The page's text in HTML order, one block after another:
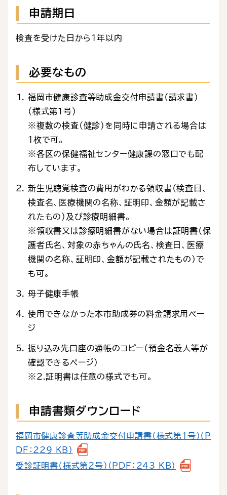
申請期日
検査を受けた日から１年以内
必要なもの
福岡市健康診査等助成金交付申請書（請求書）
（様式第1号）
※複数の検査（健診）を同時に申請される場合は
1枚で可。
※各区の保健福祉センター健康課の窓口でも配
布しています。
新生児聴覚検査の費用がわかる領収書（検査日、
検査名、医療機関の名称、証明印、金額が記載さ
れたもの）及び診療明細書。
※領収書又は診療明細書がない場合は証明書（保
護者氏名、対象の赤ちゃんの氏名、検査日、医療
機関の名称、証明印、金額が記載されたもの）で
も可。
母子健康手帳
使用できなかった本市助成券の料金請求用ペー
ジ
振り込み先口座の通帳のコピー（預金名義人等が
確認できるページ）
※2.証明書は任意の様式でも可。
申請書類ダウンロード
福岡市健康診査等助成金交付申請書（様式第1号）（P
DF：229 KB）
受診証明書（様式第２号）（PDF：243 KB）